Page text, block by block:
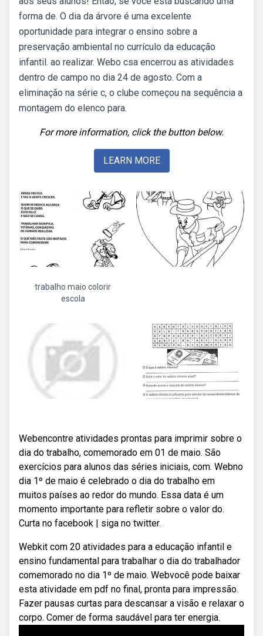
forma de. O dia da árvore é uma excelente
oportunidade para integrar o ensino sobre a
preservação ambiental no currículo da educação
infantil. ao realizar. Webo csa encerrou as atividades
dentro de campo no dia 24 de agosto. Com a
eliminação na série c, o clube começou na sequência a
montagem do elenco para.
For more information, click the button below.
LEARN MORE
trabalho maio colorir
escola
Webencontre atividades prontas para imprimir sobre o
dia do trabalho, comemorado em 01 de maio. São
exercícios para alunos das séries iniciais, com. Webno
dia 1º de maio é celebrado o dia do trabalho em
muitos países ao redor do mundo. Essa data é um
momento importante para refletir sobre o valor do.
Curta no facebook | siga no twitter.
Webkit com 20 atividades para a educação infantil e
ensino fundamental para trabalhar o dia do trabalhador
comemorado no dia 1º de maio. Webvocê pode baixar
esta atividade em pdf no final, pronta para impressão.
Fazer pausas curtas para descansar a visão e relaxar o
corpo. Comer de forma saudável para ter energia.